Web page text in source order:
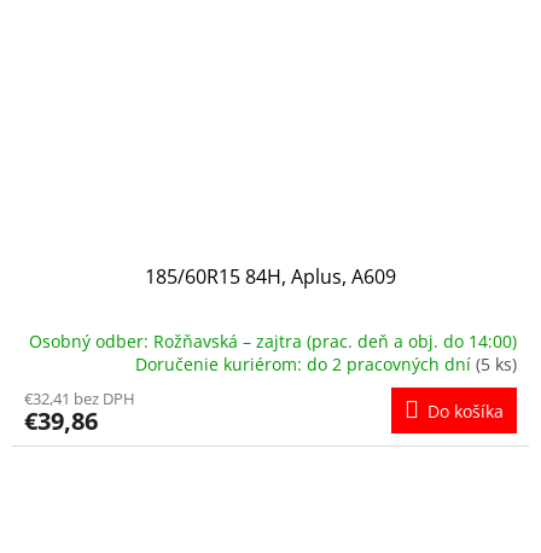
185/60R15 84H, Aplus, A609
Osobný odber: Rožňavská – zajtra (prac. deň a obj. do 14:00)
Doručenie kuriérom: do 2 pracovných dní (5 ks)
€32,41 bez DPH
€39,86 Do košíka